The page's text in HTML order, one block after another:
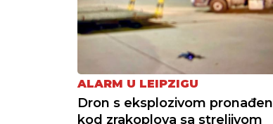
ALARM U LEIPZIGU
Dron s eksplozivom pronađen
kod zrakoplova sa streljivom